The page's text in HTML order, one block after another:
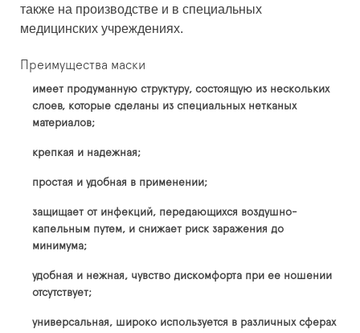
также на производстве и в специальных
медицинских учреждениях.
Преимущества маски
имеет продуманную структуру, состоящую из нескольких
слоев, которые сделаны из специальных нетканых
материалов;
крепкая и надежная;
простая и удобная в применении;
защищает от инфекций, передающихся воздушно-
капельным путем, и снижает риск заражения до
минимума;
удобная и нежная, чувство дискомфорта при ее ношении
отсутствует;
универсальная, широко используется в различных сферах